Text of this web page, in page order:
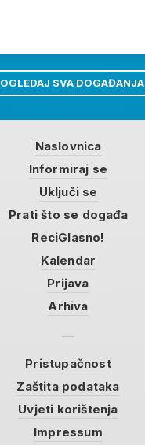
SVA DOGAĐANJA
Naslovnica
Informiraj se
Uključi se
Prati što se događa
ReciGlasno!
Kalendar
Prijava
Arhiva
Pristupačnost
Zaštita podataka
Uvjeti korištenja
Impressum